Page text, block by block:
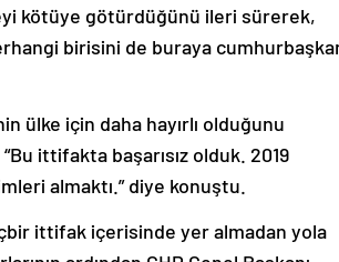
birisini de buraya cumhurbaşkanı
ittifakta başarısız olduk. 2019
almaktı.” diye konuştu.
ardından CHP Genel Başkanı